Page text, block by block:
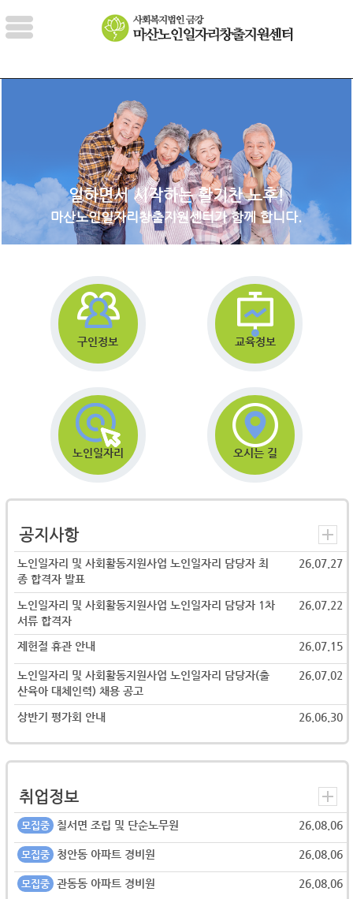
일하면서 시작하는 활기찬 노후!
마산노인일자리창출지원센터가 함께 합니다.
구인정보 교육정보
노인일자리 오시는 길
공지사항
노인일자리 및 사회활동지원사업 노인일자리 담당자 최
종 합격자 발표
26.07.27
노인일자리 및 사회활동지원사업 노인일자리 담당자 1차
서류 합격자
26.07.22
제헌절 휴관 안내 26.07.15
노인일자리 및 사회활동지원사업 노인일자리 담당자(출
산육아 대체인력) 채용 공고
26.07.02
상반기 평가회 안내 26.06.30
취업정보
모집중 칠서면 조립 및 단순노무원 26.08.06
모집중 청안동 아파트 경비원 26.08.06
모집중 관동동 아파트 경비원 26.08.06